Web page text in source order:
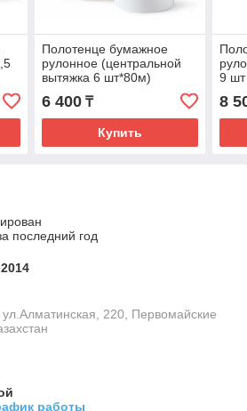
Полотенце бумажное
рулонное (центральной
вытяжка 6 шт*80м)
6 400₸
Купить
9
8
последний год
220, Первомайские
работы